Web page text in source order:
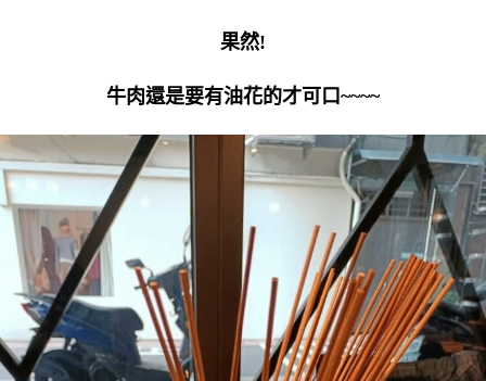
果然!
牛肉還是要有油花的才可口~~~~